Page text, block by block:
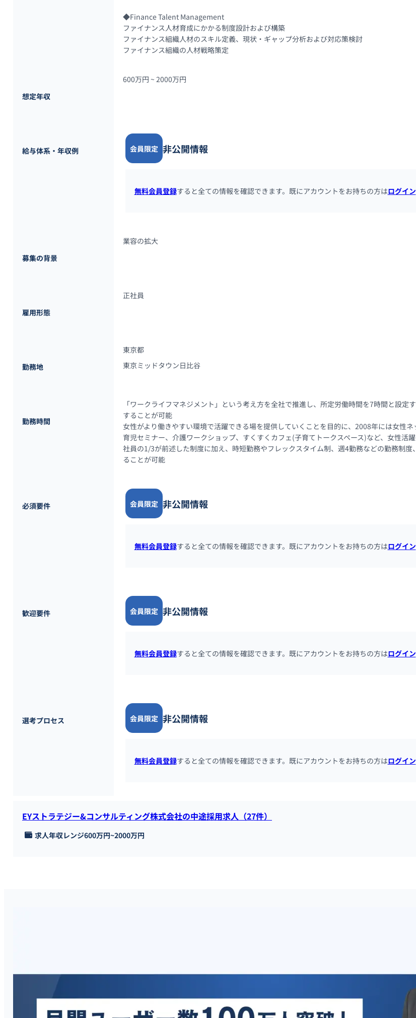
◆Finance Talent Management
ファイナンス人材育成にかかる制度設計および構築
ファイナンス組織人材のスキル定義、現状・ギャップ分析および対応策検討
ファイナンス組織の人材戦略策定
想定年収
600万円 ~ 2000万円
給与体系・年収例 会員限定 非公開情報
無料会員登録すると全ての情報を確認できます。既にアカウントをお持ちの方はログイン
募集の背景
業容の拡大
雇用形態
正社員
勤務地
東京都
東京ミッドタウン日比谷
勤務時間
「ワークライフマネジメント」という考え方を全社で推進し、所定労働時間を7時間と設
することが可能
女性がより働きやすい環境で活躍できる場を提供していくことを目的に、2008年には女性
育児セミナー、介護ワークショップ、すくすくカフェ(子育てトークスペース)など、女性活
社員の1/3が前述した制度に加え、時短勤務やフレックスタイム制、週4勤務などの勤務制
ることが可能
必須要件 会員限定 非公開情報
無料会員登録すると全ての情報を確認できます。既にアカウントをお持ちの方はログイン
歓迎要件 会員限定 非公開情報
無料会員登録すると全ての情報を確認できます。既にアカウントをお持ちの方はログイン
選考プロセス 会員限定 非公開情報
無料会員登録すると全ての情報を確認できます。既にアカウントをお持ちの方はログイン
EYストラテジー&コンサルティング株式会社の中途採用求人（27件）
求人年収レンジ600万円~2000万円